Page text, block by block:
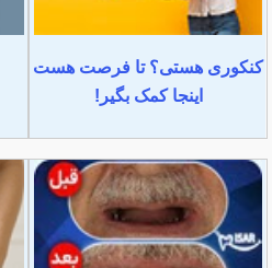
کنکوری هستی؟ تا فرصت هست
اینجا کمک بگیر!